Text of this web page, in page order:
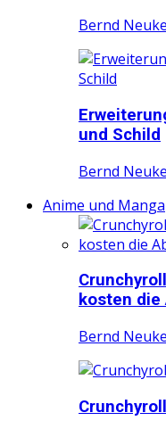
Bernd Neuke
und Schild
Bernd Neuke
Anime und Manga
kosten die
Bernd Neuke